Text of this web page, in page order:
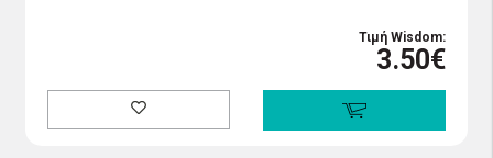
Τιμή Wisdom:
3.50€